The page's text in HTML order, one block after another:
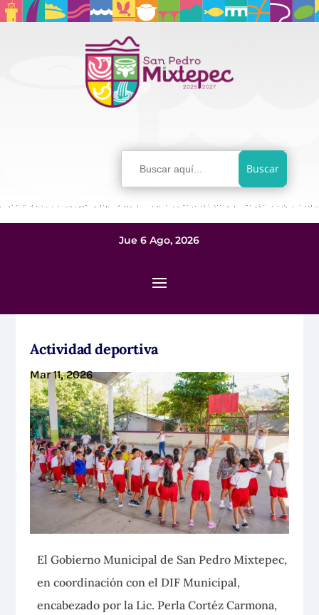
Buscar:
Jue 6 Ago, 2026
Actividad deportiva
Mar 11, 2026
El Gobierno Municipal de San Pedro Mixtepec,
en coordinación con el DIF Municipal,
encabezado por la Lic. Perla Cortéz Carmona,